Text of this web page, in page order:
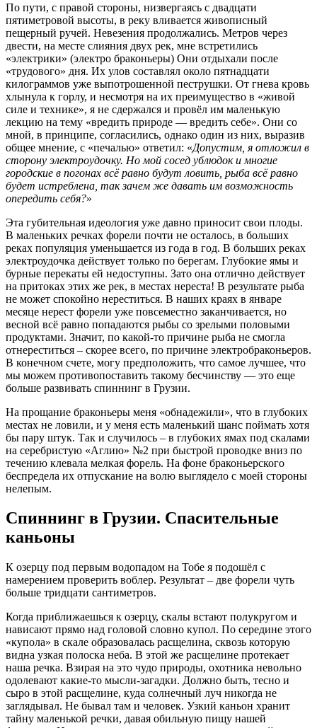
По пути, с правой стороны, низвергаясь с двадцати
пятиметровой высоты, в реку вливается живописный
пещерный ручей. Невезения продолжались. Метров через
двести, на месте слияния двух рек, мне встретились
«электрики» (электро браконьеры) Они отдыхали после
«трудового» дня. Их улов составлял около пятнадцати
килограммов уже выпотрошенной пеструшки. От гнева кровь
хлынула к горлу, и несмотря на их преимущество в «живой
силе и технике», я не сдержался и провёл им маленькую
лекцию на тему «вредить природе — вредить себе». Они со
мной, в принципе, согласились, однако один из них, выразив
общее мнение, с «печалью» ответил: «Допустим, я отложил в
сторону электроудочку. Но мой сосед ублюдок и многие
городские в погонах всё равно будут ловить, рыба всё равно
будет истреблена, так зачем же давать им возможность
опередить себя?»
Эта губительная идеология уже давно приносит свои плоды.
В маленьких речках форели почти не осталось, в больших
реках популяция уменьшается из года в год. В больших реках
электроудочка действует только по берегам. Глубокие ямы и
бурные перекаты ей недоступны. Зато она отлично действует
на притоках этих же рек, в местах нереста! В результате рыба
не может спокойно нереститься. В наших краях в январе
месяце нерест форели уже повсеместно заканчивается, но
весной всё равно попадаются рыбы со зрелыми половыми
продуктами. Значит, по какой-то причине рыба не смогла
отнереститься – скорее всего, по причине электробраконьеров.
В конечном счете, могу предположить, что самое лучшее, что
мы можем противопоставить такому бесчинству — это еще
больше развивать спиннинг в Грузии.
На прощание браконьеры меня «обнадежили», что в глубоких
местах не ловили, и у меня есть маленький шанс поймать хотя
бы пару штук. Так и случилось – в глубоких ямах под скалами
на серебристую «Аглию» №2 при быстрой проводке вниз по
течению клевала мелкая форель. На фоне браконьерского
беспредела их отпускание на волю выглядело с моей стороны
нелепым.
Спиннинг в Грузии. Спасительные
каньоны
К озерцу под первым водопадом на Тобе я подошёл с
намерением проверить воблер. Результат – две форели чуть
больше тридцати сантиметров.
Когда приближаешься к озерцу, скалы встают полукругом и
нависают прямо над головой словно купол. По середине этого
«купола» в скале образовалась расщелина, сквозь которую
видна узкая полоска неба. В этой же расщелине протекает
наша речка. Взирая на это чудо природы, охотника невольно
одолевают какие-то мысли-загадки. Должно быть, тесно и
сыро в этой расщелине, куда солнечный луч никогда не
заглядывал. Не бывал там и человек. Узкий каньон хранит
тайну маленькой речки, давая обильную пищу нашей